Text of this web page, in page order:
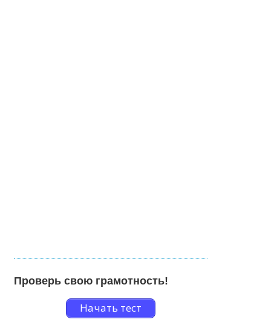
Проверь свою грамотность!
Начать тест